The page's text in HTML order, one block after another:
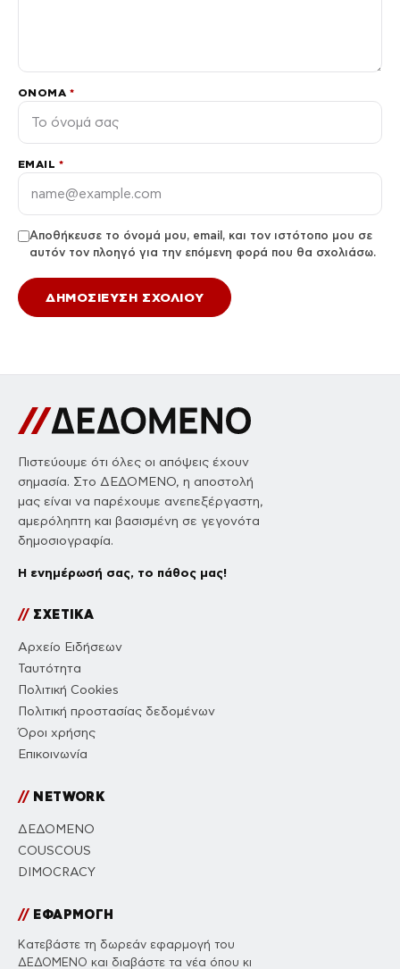
ΌΝΟΜΑ *
EMAIL *
Αποθήκευσε το όνομά μου, email, και τον ιστότοπο μου σε
αυτόν τον πλοηγό για την επόμενη φορά που θα σχολιάσω.
Πιστεύουμε ότι όλες οι απόψεις έχουν
σημασία. Στο ΔΕΔΟΜΕΝΟ, η αποστολή
μας είναι να παρέχουμε ανεπεξέργαστη,
αμερόληπτη και βασισμένη σε γεγονότα
δημοσιογραφία.
Η ενημέρωσή σας, το πάθος μας!
//ΣΧΕΤΙΚΑ
Αρχείο Ειδήσεων
Ταυτότητα
Πολιτική Cookies
Πολιτική προστασίας δεδομένων
Όροι χρήσης
Επικοινωνία
//NETWORK
ΔΕΔΟΜΕΝΟ
COUSCOUS
DIMOCRACY
//ΕΦΑΡΜΟΓΗ
Κατεβάστε τη δωρεάν εφαρμογή του
ΔΕΔΟΜΕΝΟ και διαβάστε τα νέα όπου κι